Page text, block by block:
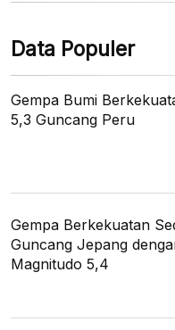
Data Populer
Gempa Bumi
5,3 Guncang Peru
Gempa Berkekuatan
Guncang Jepang
Magnitudo 5,4